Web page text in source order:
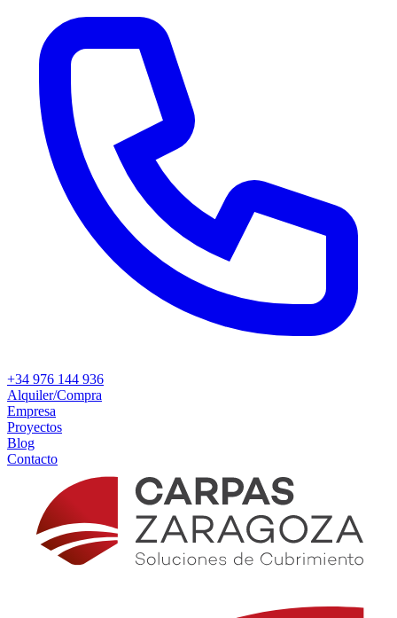
+34 976 144 936
Alquiler/Compra
Empresa
Proyectos
Blog
Contacto